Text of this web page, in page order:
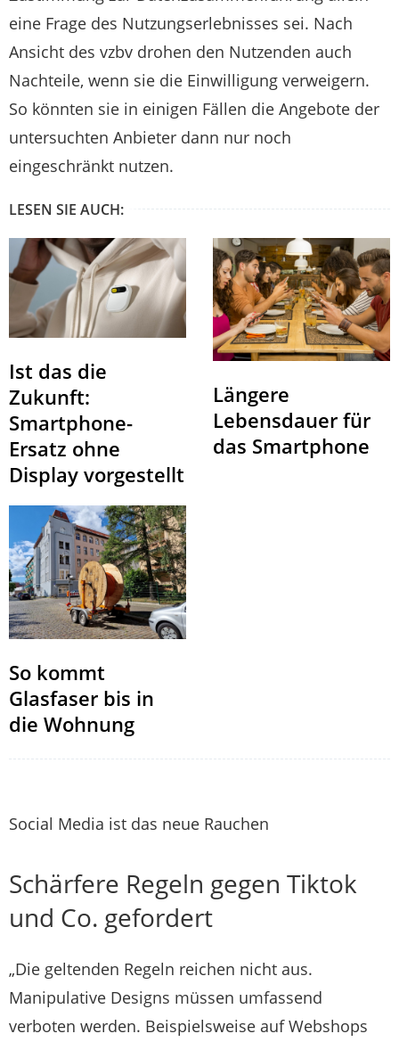
eine Frage des Nutzungserlebnisses sei. Nach
Ansicht des vzbv drohen den Nutzenden auch
Nachteile, wenn sie die Einwilligung verweigern.
So könnten sie in einigen Fällen die Angebote der
untersuchten Anbieter dann nur noch
eingeschränkt nutzen.
LESEN SIE AUCH:
Ist das die
Zukunft:
Smartphone-
Ersatz ohne
Display vorgestellt
Längere
Lebensdauer für
das Smartphone
So kommt
Glasfaser bis in
die Wohnung
Social Media ist das neue Rauchen
Schärfere Regeln gegen Tiktok
und Co. gefordert
„Die geltenden Regeln reichen nicht aus.
Manipulative Designs müssen umfassend
verboten werden. Beispielsweise auf Webshops